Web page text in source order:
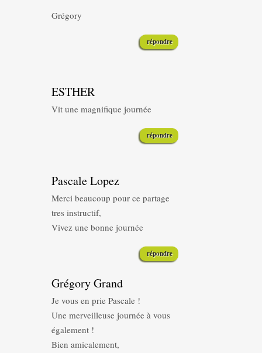
Grégory
répondre
ESTHER
Vit une magnifique journée
répondre
Pascale Lopez
Merci beaucoup pour ce partage
tres instructif,
Vivez une bonne journée
répondre
Grégory Grand
Je vous en prie Pascale !
Une merveilleuse journée à vous
également !
Bien amicalement,